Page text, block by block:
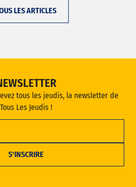
LES ARTICLES
tous les jeudis, la newsletter de
Tous Les Jeudis !